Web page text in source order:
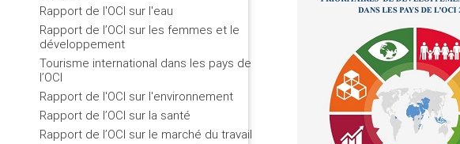
Rapport de l'OCI sur l'eau
Rapport de l’OCI sur les femmes et le
développement
Tourisme international dans les pays de
l’OCI
Rapport de l'OCI sur l'environnement
Rapport de l’OCI sur la santé
Rapport de l’OCI sur le marché du travail